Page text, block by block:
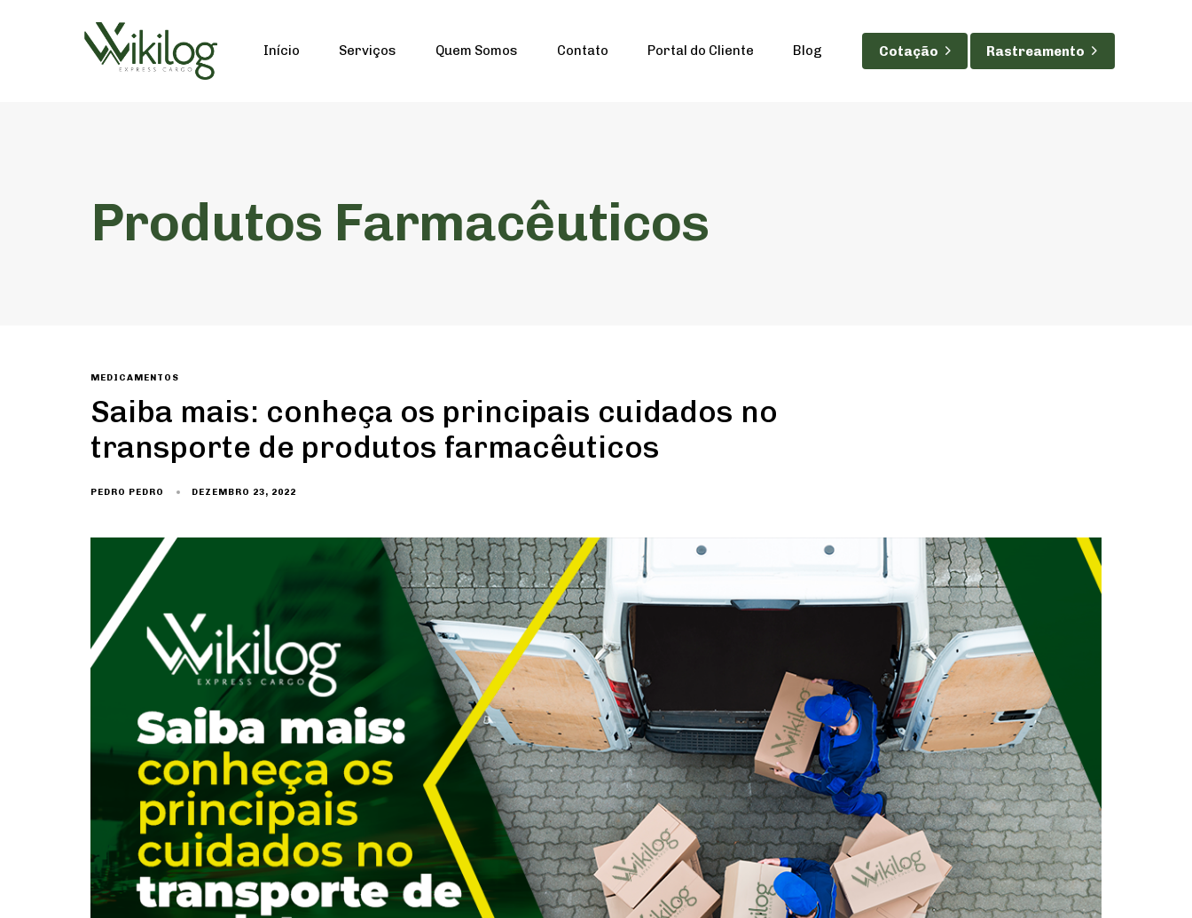
Início Serviços Quem Somos Contato Portal do Cliente Blog Cotação Rastreamento
Produtos Farmacêuticos
MEDICAMENTOS
Saiba mais: conheça os principais cuidados no
transporte de produtos farmacêuticos
PEDRO PEDRO DEZEMBRO 23, 2022